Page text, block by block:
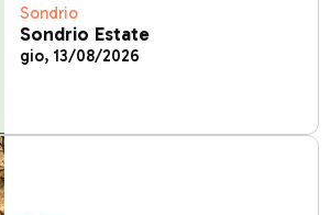
Sondrio
Sondrio Estate
gio, 13/08/2026